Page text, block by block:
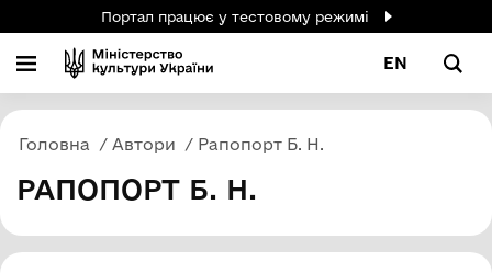
Портал працює у тестовому режимі
EN
Головна Автори Рапопорт Б. Н.
РАПОПОРТ Б. Н.